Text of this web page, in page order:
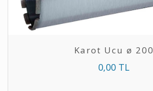
Karot Ucu ø 200
0,00 TL